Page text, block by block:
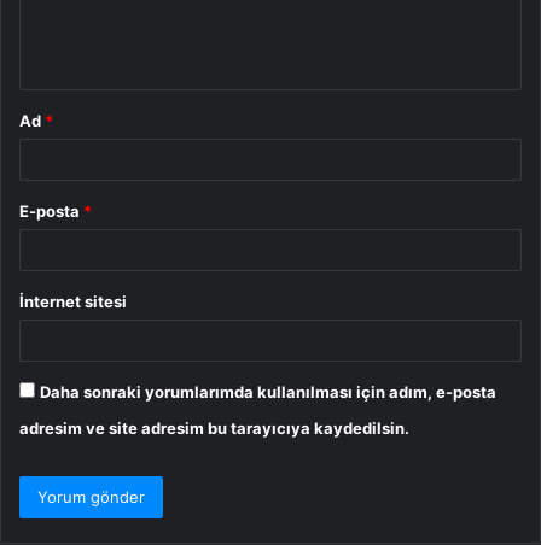
Ad *
E-posta *
İnternet sitesi
Daha sonraki yorumlarımda kullanılması için adım, e-posta
adresim ve site adresim bu tarayıcıya kaydedilsin.